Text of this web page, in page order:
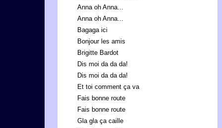
Anna oh Anna...
Anna oh Anna...
Bagaga ici
Bonjour les amis
Brigitte Bardot
Dis moi da da da!
Dis moi da da da!
Et toi comment ça va
Fais bonne route
Fais bonne route
Gla gla ça caille